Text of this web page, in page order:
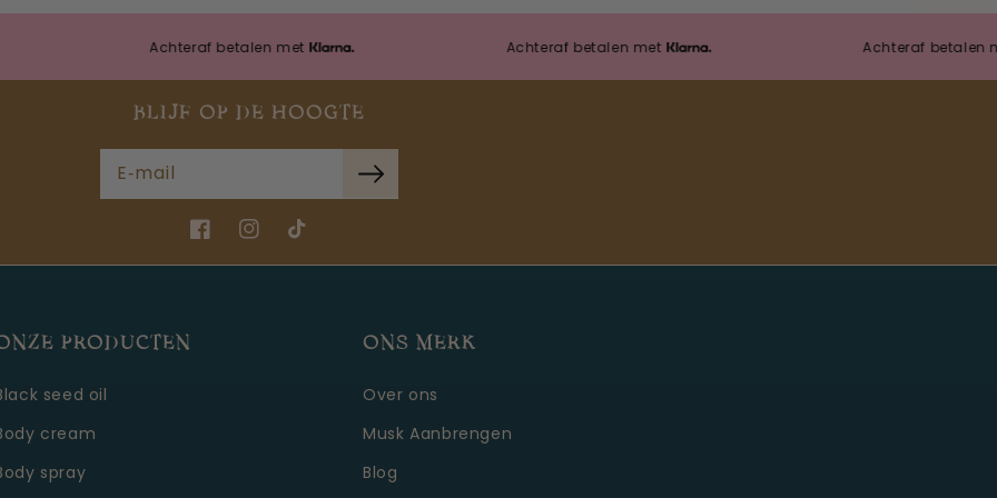
Achteraf betalen met Achteraf betalen met Achteraf betalen met
BLIJF OP DE HOOGTE
E‑mail
FacebookInstagram
TikTok
PRODUCTEN
seed oil
cream
spray
ONS MERK
Over ons
Musk Aanbrengen
Blog